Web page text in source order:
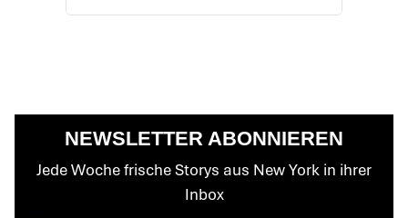
NEWSLETTER ABONNIEREN
Jede Woche frische Storys aus New York in ihrer
Inbox